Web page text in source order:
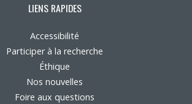
LIENS RAPIDES
Accessibilité
Participer à la recherche
Éthique
Nos nouvelles
Foire aux questions